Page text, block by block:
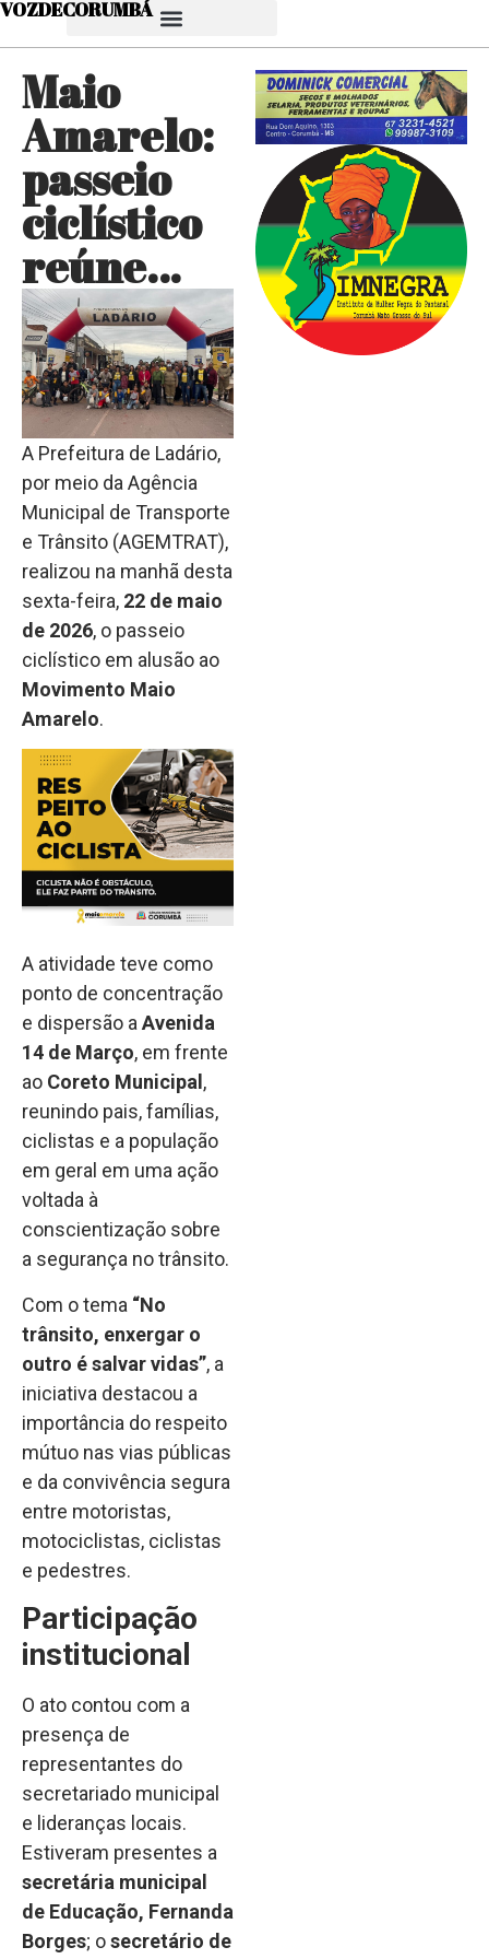
VOZDECORUMBÁ
Maio
Amarelo:
passeio
ciclístico
reúne…
A Prefeitura de Ladário,
por meio da Agência
Municipal de Transporte
e Trânsito (AGEMTRAT),
realizou na manhã desta
sexta-feira, 22 de maio
de 2026, o passeio
ciclístico em alusão ao
Movimento Maio
Amarelo.
A atividade teve como
ponto de concentração
e dispersão aAvenida
14 de Março, em frente
ao Coreto Municipal ,
reunindo pais, famílias,
ciclistas e a população
em geral em uma ação
voltada à
conscientização sobre
a segurança no trânsito.
Com o tema “No
trânsito, enxergar o
outro é salvar vidas”, a
iniciativa destacou a
importância do respeito
mútuo nas vias públicas
e da convivência segura
entre motoristas,
motociclistas, ciclistas
e pedestres.
Participação
institucional
O ato contou com a
presença de
representantes do
secretariado municipal
e lideranças locais.
Estiveram presentes a
secretária municipal
de Educação, Fernanda
Borges; osecretário de